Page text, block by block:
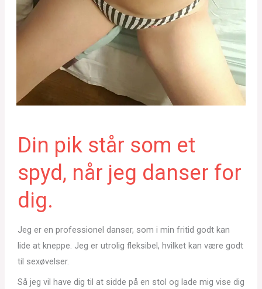
Din pik står som et
spyd, når jeg danser for
dig.
Jeg er en professionel danser, som i min fritid godt kan
lide at kneppe. Jeg er utrolig fleksibel, hvilket kan være godt
til sexøvelser.
Så jeg vil have dig til at sidde på en stol og lade mig vise dig